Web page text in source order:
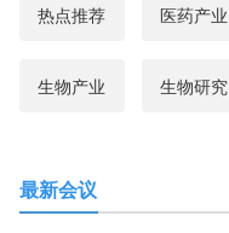
热点推荐 医药产业
生物产业 生物研究
最新会议